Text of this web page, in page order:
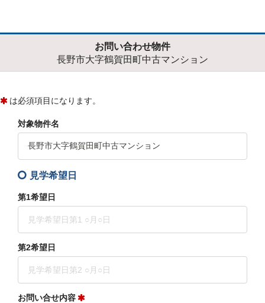
お問い合わせ物件
長野市大字鶴賀田町中古マンション
は必須項目になります。
対象物件名
見学希望日
第1希望日
第2希望日
お問い合せ内容